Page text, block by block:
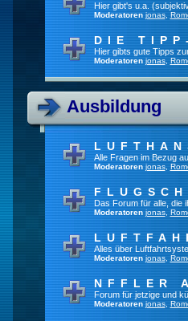
Hier gibt's u.a.
Moderatoren jonas,
DIE
Hier gibts gute Tipps
Moderatoren jonas,
Ausbildung
Alle Fragen im Bezug
Moderatoren jonas,
Das Forum für alle, die
Moderatoren jonas,
Alles über
Moderatoren jonas,
NFFLER
Forum für jetzige und
Moderatoren jonas,